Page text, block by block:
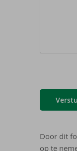
Door dit
op te